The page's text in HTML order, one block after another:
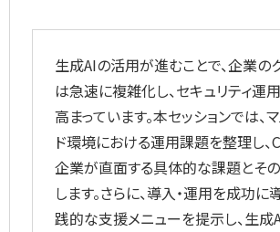
生成AIの活用が進むことで、企業の
は急速に複雑化し、セキュリティ運
高まっています。本セッションでは、
ド環境における運用課題を整理し、
企業が直面する具体的な課題とそ
します。さらに、導入・運用を成功に
践的な支援メニューを提示し、生